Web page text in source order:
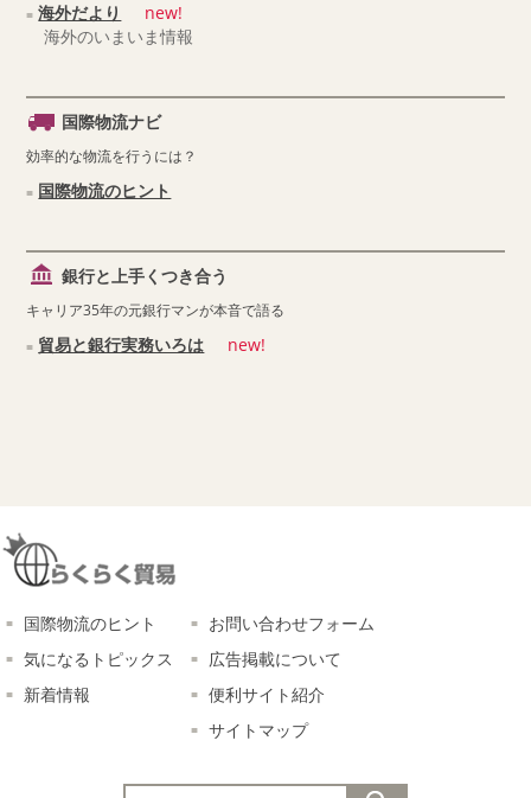
海外だより
new!
海外のいまいま情報
国際物流ナビ
効率的な物流を行うには？
国際物流のヒント
銀行と上手くつき合う
キャリア35年の元銀行マンが本音で語る
貿易と銀行実務いろは new!
国際物流のヒント
気になるトピックス
新着情報
お問い合わせフォーム
広告掲載について
便利サイト紹介
サイトマップ